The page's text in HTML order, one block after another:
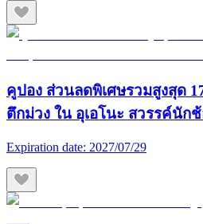
คูปอง ส่วนลดพิเศษรวมสูงสุด
ตึกม่วง ใน อุเอโนะ สวรรค์นัก
Expiration date: 2027/07/29